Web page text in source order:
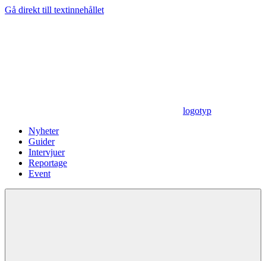
Gå direkt till textinnehållet
logotyp
Nyheter
Guider
Intervjuer
Reportage
Event